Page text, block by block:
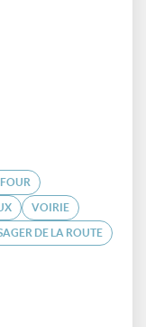
VOIRIE
DE LA ROUTE